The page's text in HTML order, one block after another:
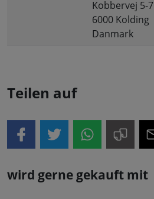
Kobbervej 5-7
6000 Kolding
Danmark
Teilen auf
wird gerne gekauft mit